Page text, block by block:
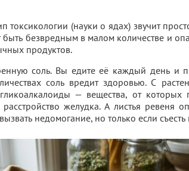
токсикологии (науки о ядах) звучит
безвредным в малом количестве и
продуктов.
соль. Вы едите её каждый день и
соль вредит здоровью. С
— вещества, от
желудка. А листья ревеня
недомогание, но только если